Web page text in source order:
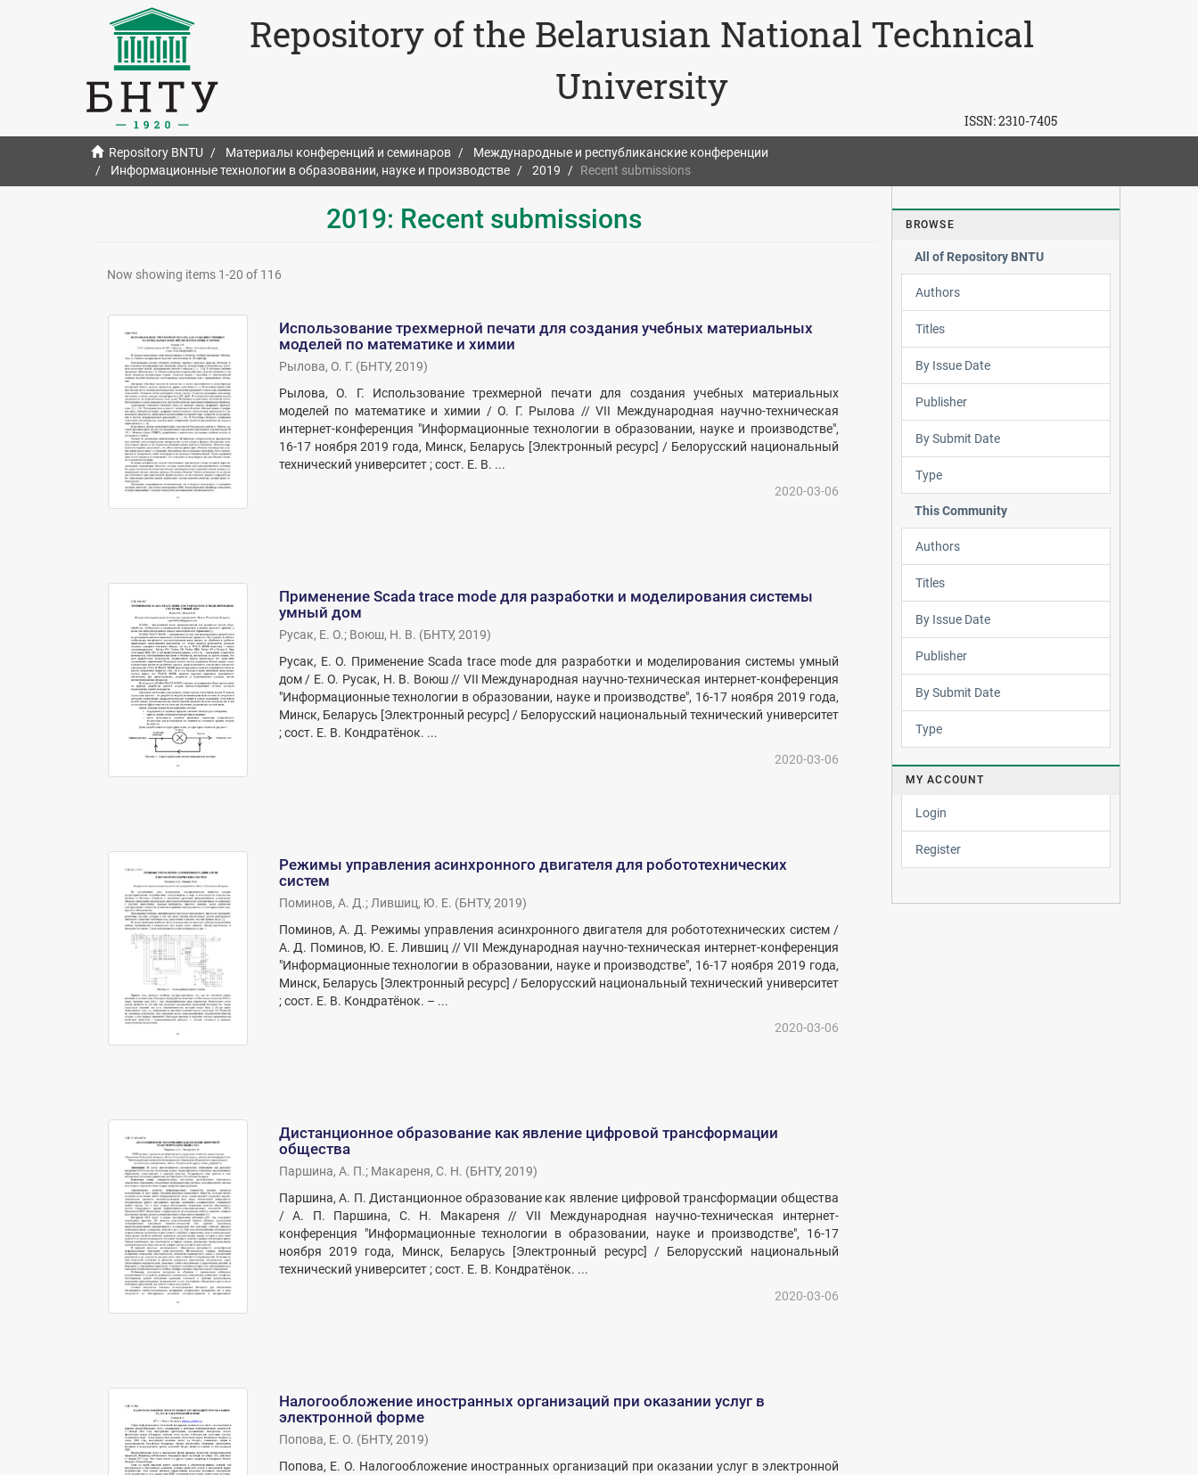
Repository of the Belarusian National Technical
University
ISSN:2310-7405
Repository BNTU Материалы конференций и семинаров
Международные и республиканские конференции
Информационные технологии в образовании, науке и производстве
2019 Recent submissions
2019: Recent submissions
Now showing items 1-20 of 116
Использование трехмерной печати для создания учебных материальных
моделей по математике и химии
Рылова, О. Г. (БНТУ, 2019)
Рылова, О. Г. Использование трехмерной печати для создания учебных материальных
моделей по математике и химии / О. Г. Рылова // VII Международная научно-техническая
интернет-конференция "Информационные технологии в образовании, науке и производстве",
16-17 ноября 2019 года, Минск, Беларусь [Электронный ресурс] / Белорусский национальный
технический университет ; сост. Е. В. ...
2020-03-06
Применение Scada trace mode для разработки и моделирования системы
умный дом
Русак, Е. О.; Воюш, Н. В. (БНТУ, 2019)
Русак, Е. О. Применение Scada trace mode для разработки и моделирования системы умный
дом / Е. О. Русак, Н. В. Воюш // VII Международная научно-техническая интернет-конференция
"Информационные технологии в образовании, науке и производстве", 16-17 ноября 2019 года,
Минск, Беларусь [Электронный ресурс] / Белорусский национальный технический университет
; сост. Е. В. Кондратёнок. ...
2020-03-06
Режимы управления асинхронного двигателя для робототехнических
систем
Поминов, А. Д.; Лившиц, Ю. Е. (БНТУ, 2019)
Поминов, А. Д. Режимы управления асинхронного двигателя для робототехнических систем /
А. Д. Поминов, Ю. Е. Лившиц // VII Международная научно-техническая интернет-конференция
"Информационные технологии в образовании, науке и производстве", 16-17 ноября 2019 года,
Минск, Беларусь [Электронный ресурс] / Белорусский национальный технический университет
; сост. Е. В. Кондратёнок. – ...
2020-03-06
Дистанционное образование как явление цифровой трансформации
общества
Паршина, А. П.; Макареня, С. Н. (БНТУ, 2019)
Паршина, А. П. Дистанционное образование как явление цифровой трансформации общества
/ А. П. Паршина, С. Н. Макареня // VII Международная научно-техническая интернет-
конференция "Информационные технологии в образовании, науке и производстве", 16-17
ноября 2019 года, Минск, Беларусь [Электронный ресурс] / Белорусский национальный
технический университет ; сост. Е. В. Кондратёнок. ...
2020-03-06
Налогообложение иностранных организаций при оказании услуг в
электронной форме
Попова, Е. О. (БНТУ, 2019)
Попова, Е. О. Налогообложение иностранных организаций при оказании услуг в электронной
BROWSE
All of Repository BNTU
Authors
Titles
By Issue Date
Publisher
By Submit Date
Type
This Community
Authors
Titles
By Issue Date
Publisher
By Submit Date
Type
MY ACCOUNT
Login
Register